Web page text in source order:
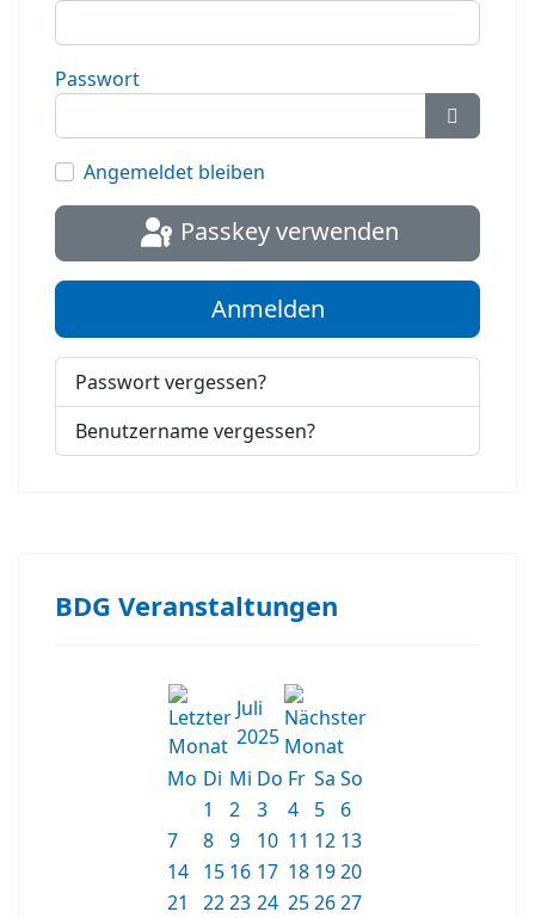
Passwort
Angemeldet bleiben
Passkey verwenden
Anmelden
Passwort vergessen?
Benutzername vergessen?
BDG Veranstaltungen
Juli
2025
Mo Di Mi Do Fr Sa So
1
2 3 4 5
6
7
8 9 10 11 12 13
14 15 16 17 18 1920
21
2223 24 252627